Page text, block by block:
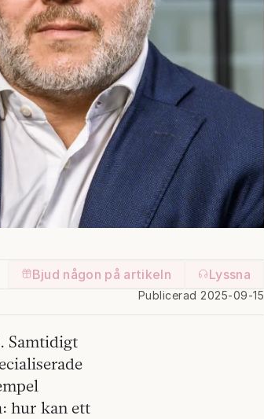
Bjud någon på artikeln Lyssna
Publicerad 2025-09-15
Samtidigt
hur kan ett